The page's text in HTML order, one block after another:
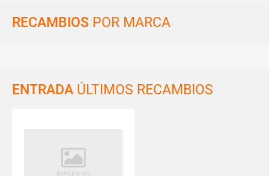
RECAMBIOS POR MARCA
ENTRADA ÚLTIMOS RECAMBIOS